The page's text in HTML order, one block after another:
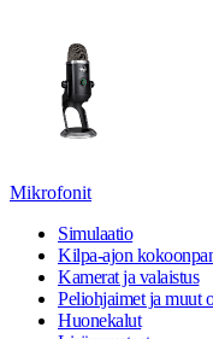
Mikrofonit
Simulaatio
Kilpa-ajon
Kamerat ja valaistus
Peliohjaimet ja muut
Huonekalut